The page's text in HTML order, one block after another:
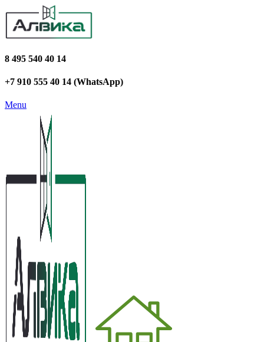
8 495 540 40 14
+7 910 555 40 14 (WhatsApp)
Menu